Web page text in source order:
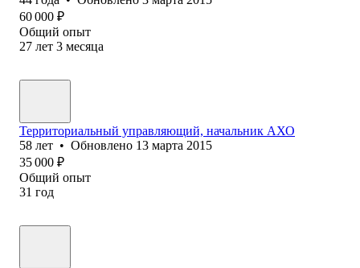
60 000 ₽
Общий опыт
27 лет 3 месяца
Территориальный управляющий, начальник АХО
58 лет • Обновлено 13 марта 2015
35 000 ₽
Общий опыт
31 год